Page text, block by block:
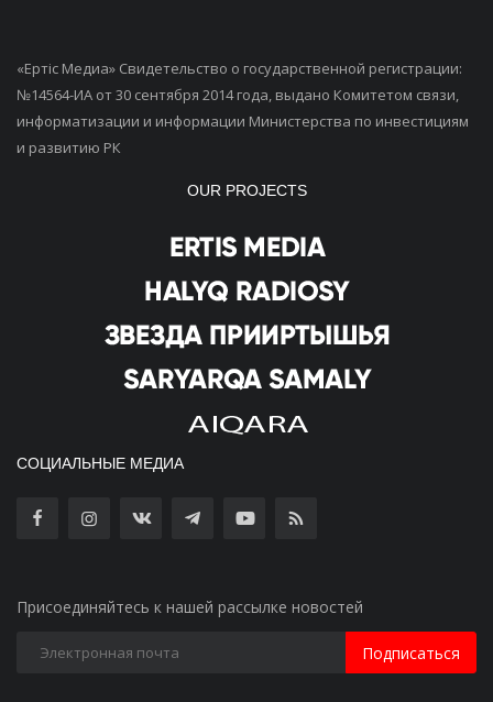
«Ертiс Медиа» Свидетельство о государственной регистрации:
№14564-ИА от 30 сентября 2014 года, выдано Комитетом связи,
информатизации и информации Министерства по инвестициям
и развитию РК
OUR PROJECTS
СОЦИАЛЬНЫЕ МЕДИА
Присоединяйтесь к нашей рассылке новостей
Подписаться